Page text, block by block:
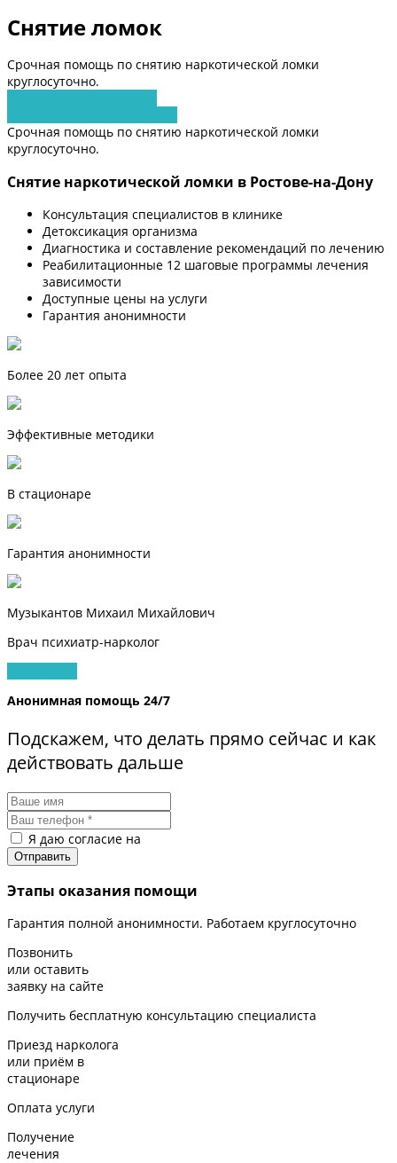
Снятие ломок
Срочная помощь по снятию наркотической ломки
круглосуточно.
Срочная помощь по снятию наркотической ломки
круглосуточно.
Снятие наркотической ломки в Ростове-на-Дону
Консультация специалистов в клинике
Детоксикация организма
Диагностика и составление рекомендаций по лечению
Реабилитационные 12 шаговые программы лечения
зависимости
Доступные цены на услуги
Гарантия анонимности
Более 20 лет опыта
Эффективные методики
В стационаре
Гарантия анонимности
Музыкантов Михаил Михайлович
Врач психиатр-нарколог
Анонимная помощь 24/7
Подскажем, что делать прямо сейчас и как
действовать дальше
Я даю согласие на
Этапы оказания помощи
Гарантия полной анонимности. Работаем круглосуточно
Позвонить
или оставить
заявку на сайте
Получить бесплатную консультацию специалиста
Приезд нарколога
или приём в
стационаре
Оплата услуги
Получение
лечения